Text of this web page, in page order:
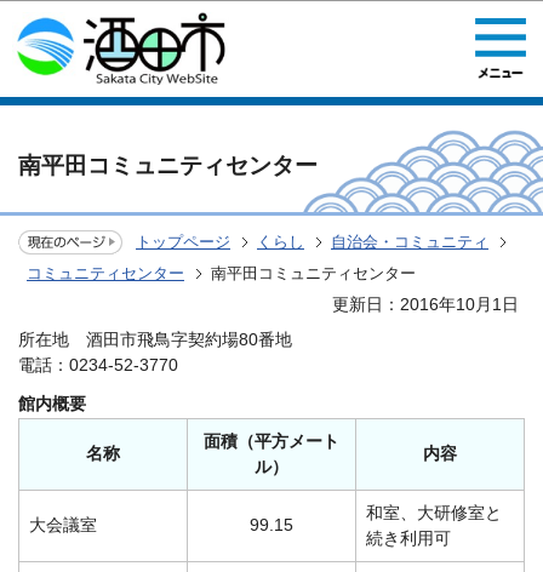
このページの本文へ移動
南平田コミュニティセンター
トップページ くらし
自治会・コミュニティ
コミュニティセンター
南平田コミュニティセンター
更新日：2016年10月1日
所在地 酒田市飛鳥字契約場80番地
電話：0234-52-3770
館内概要
名称
面積（平方メート
ル）
内容
大会議室 99.15
和室、大研修室と
続き利用可